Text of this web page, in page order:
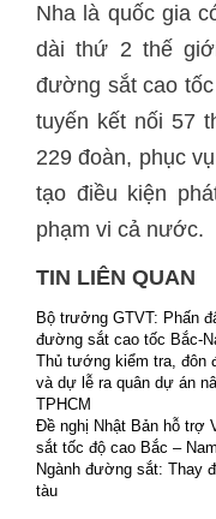
Nha là quốc gia
dài thứ 2 thế
đường sắt cao
tuyến kết nối 57
229 đoàn, phục
tạo điều kiện
phạm vi cả nước.
TIN LIÊN QUAN
Bộ trưởng GTVT: Phấn
đường sắt cao tốc Bắc-
Thủ tướng kiểm tra, đôn
và dự lễ ra quân dự án
TPHCM
Đề nghị Nhật Bản hỗ trợ
sắt tốc độ cao Bắc – Nam
Ngành đường sắt: Thay
tàu